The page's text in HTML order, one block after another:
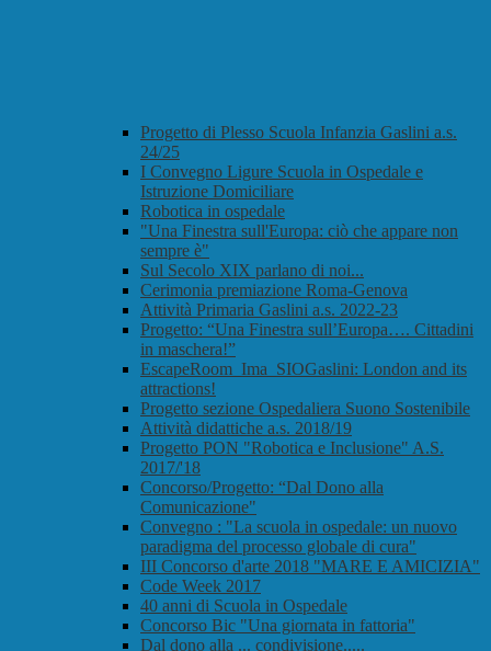
Progetto di Plesso Scuola Infanzia Gaslini a.s.
24/25
I Convegno Ligure Scuola in Ospedale e
Istruzione Domiciliare
Robotica in ospedale
"Una Finestra sull'Europa: ciò che appare non
sempre è"
Sul Secolo XIX parlano di noi...
Cerimonia premiazione Roma-Genova
Attività Primaria Gaslini a.s. 2022-23
Progetto: “Una Finestra sull’Europa…. Cittadini
in maschera!”
EscapeRoom_Ima_SIOGaslini: London and its
attractions!
Progetto sezione Ospedaliera Suono Sostenibile
Attività didattiche a.s. 2018/19
Progetto PON "Robotica e Inclusione" A.S.
2017/'18
Concorso/Progetto: “Dal Dono alla
Comunicazione"
Convegno : "La scuola in ospedale: un nuovo
paradigma del processo globale di cura"
III Concorso d'arte 2018 "MARE E AMICIZIA"
Code Week 2017
40 anni di Scuola in Ospedale
Concorso Bic "Una giornata in fattoria"
Dal dono alla ... condivisione.....